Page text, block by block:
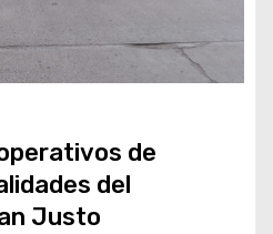
de
del
Justo